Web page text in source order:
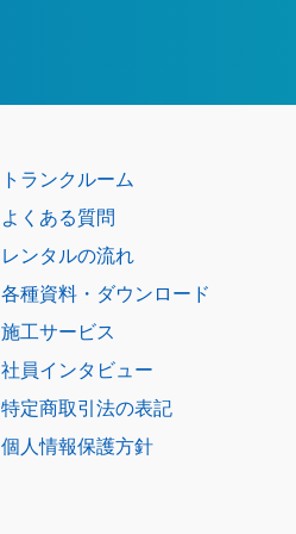
トランクルーム
よくある質問
レンタルの流れ
各種資料・ダウンロード
施工サービス
社員インタビュー
特定商取引法の表記
個人情報保護方針